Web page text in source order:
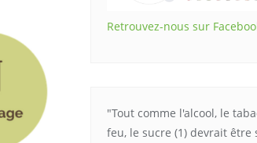
Retrouvez-nous sur
"Tout comme l'alcool, le
feu, le sucre (1) devrait être